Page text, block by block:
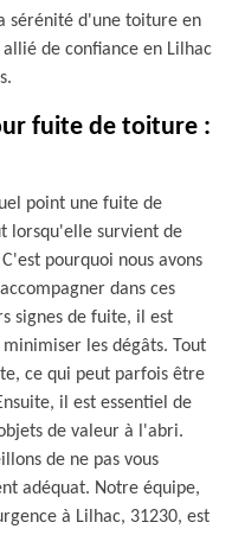
sérénité d'une toiture en
de confiance en Lilhac
fuite de toiture :
point une fuite de
lorsqu'elle survient de
pourquoi nous avons
dans ces
signes de fuite, il est
les dégâts. Tout
ce qui peut parfois être
il est essentiel de
de valeur à l'abri.
de ne pas vous
adéquat. Notre équipe,
à Lilhac, 31230, est